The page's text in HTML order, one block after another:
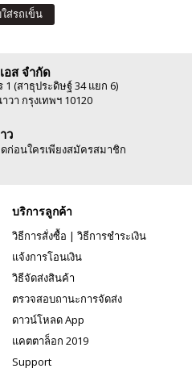
ส่รถเข็น
อส จำกัด
(สาธุประดิษฐ์ 34 แยก 6)
วา กรุงเทพฯ 10120
ว
ก่อนใครเพียงสมัครสมาชิก
บริการลูกค้า
วิธีการสั่งซื้อ | วิธีการชำระเงิน
แจ้งการโอนเงิน
วิธีจัดส่งสินค้า
ตรวจสอบถานะการจัดส่ง
ดาวน์โหลด App
แคตตาล็อก 2019
Support